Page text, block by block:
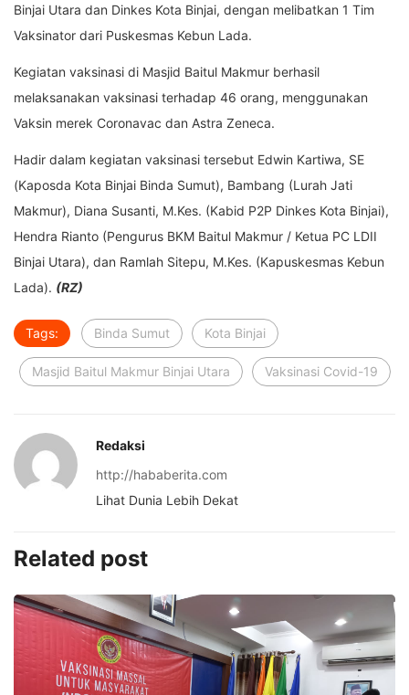
Binjai Utara dan Dinkes Kota Binjai, dengan melibatkan 1 Tim
Vaksinator dari Puskesmas Kebun Lada.
Kegiatan vaksinasi di Masjid Baitul Makmur berhasil
melaksanakan vaksinasi terhadap 46 orang, menggunakan
Vaksin merek Coronavac dan Astra Zeneca.
Hadir dalam kegiatan vaksinasi tersebut Edwin Kartiwa, SE
(Kaposda Kota Binjai Binda Sumut), Bambang (Lurah Jati
Makmur), Diana Susanti, M.Kes. (Kabid P2P Dinkes Kota Binjai),
Hendra Rianto (Pengurus BKM Baitul Makmur / Ketua PC LDII
Binjai Utara), dan Ramlah Sitepu, M.Kes. (Kapuskesmas Kebun
Lada). (RZ)
Tags: Binda Sumut Kota Binjai
Masjid Baitul Makmur Binjai Utara Vaksinasi Covid-19
Redaksi
http://hababerita.com
Lihat Dunia Lebih Dekat
Related post